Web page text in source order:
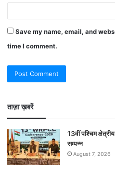
Save my name, email, and
time I comment.
ताज़ा ख़बरें
13वीं पश्चिम
सम्पन्न
August 7, 2026